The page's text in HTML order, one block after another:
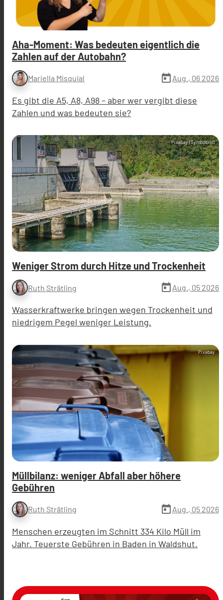
Aha-Moment: Was bedeuten eigentlich die
Zahlen auf der Autobahn?
Mariella Misquial today Aug., 06 2026
Es gibt die A5, A8, A98 – aber wer vergibt diese
Zahlen und was bedeuten sie?
Pixabay (Symbolbild)
Weniger Strom durch Hitze und Trockenheit
Ruth Strätling today Aug., 05 2026
Wasserkraftwerke bringen wegen Trockenheit und
niedrigem Pegel weniger Leistung.
Pixabay
Müllbilanz: weniger Abfall aber höhere
Gebühren
Ruth Strätling today Aug., 05 2026
Menschen erzeugten im Schnitt 334 Kilo Müll im
Jahr. Teuerste Gebühren in Baden in Waldshut.